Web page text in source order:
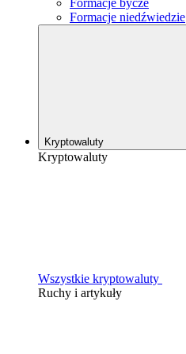
Formacje bycze
Formacje niedźwiedzie
Kryptowaluty
Kryptowaluty
Wszystkie kryptowaluty
Ruchy i artykuły